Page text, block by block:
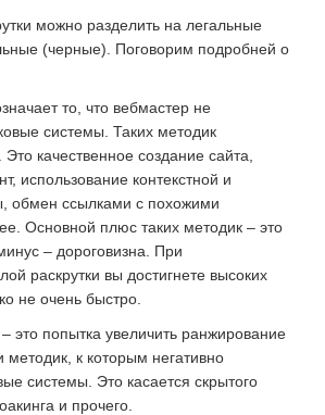
можно разделить на легальные
(черные). Поговорим подробней о
то, что вебмастер не
системы. Таких методик
качественное создание сайта,
использование контекстной и
обмен ссылками с похожими
Основной плюс таких методик – это
– дороговизна. При
раскрутки вы достигнете высоких
не очень быстро.
это попытка увеличить ранжирование
к которым негативно
системы. Это касается скрытого
и прочего.